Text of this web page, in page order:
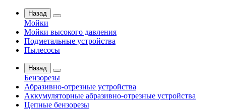
Назад
Мойки
Мойки высокого давления
Подметальные устройства
Пылесосы
Назад
Бензорезы
Абразивно-отрезные устройства
Аккумуляторные абразивно-отрезные устройства
Цепные бензорезы